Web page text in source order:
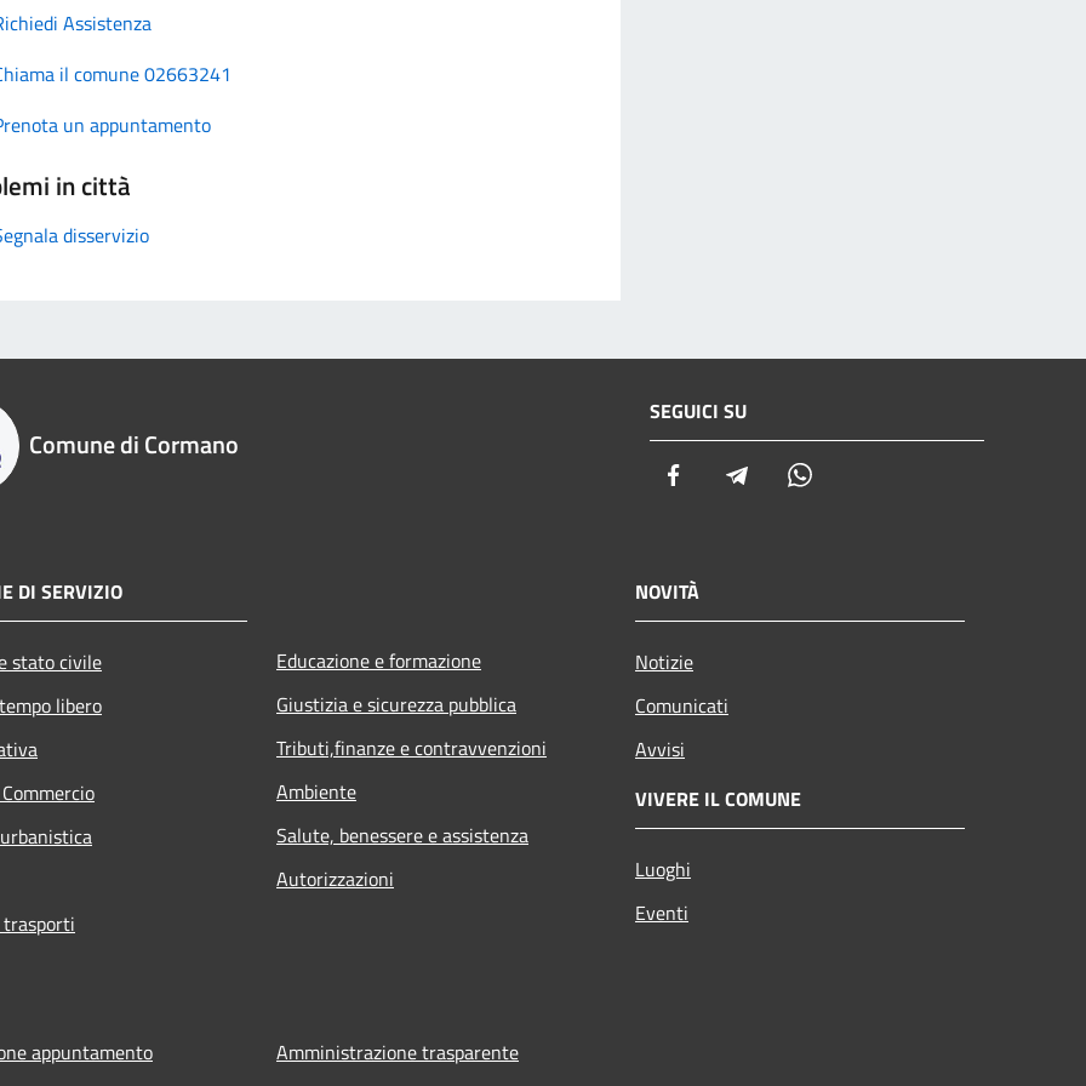
Assistenza
il comune 02663241
un appuntamento
in città
disservizio
Comune di Cormano
SEGUICI SU
Facebook Telegram
DI SERVIZIO
stato civile
libero
Educazione e formazione
Giustizia e sicurezza pubblica
Tributi,finanze e contravvenzioni
Ambiente
Salute, benessere e assistenza
Autorizzazioni
NOVITÀ
Notizie
Comunicati
Avvisi
VIVERE IL COMUNE
Luoghi
Eventi
appuntamento
Amministrazione trasparente